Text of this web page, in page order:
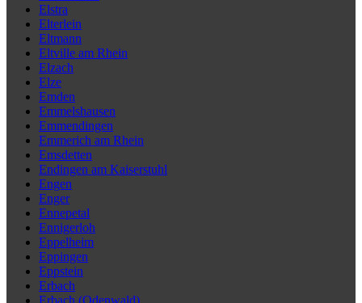
Elstra
Elterlein
Eltmann
Eltville am Rhein
Elzach
Elze
Emden
Emmelshausen
Emmendingen
Emmerich am Rhein
Emsdetten
Endingen am Kaiserstuhl
Engen
Enger
Ennepetal
Ennigerloh
Eppelheim
Eppingen
Eppstein
Erbach